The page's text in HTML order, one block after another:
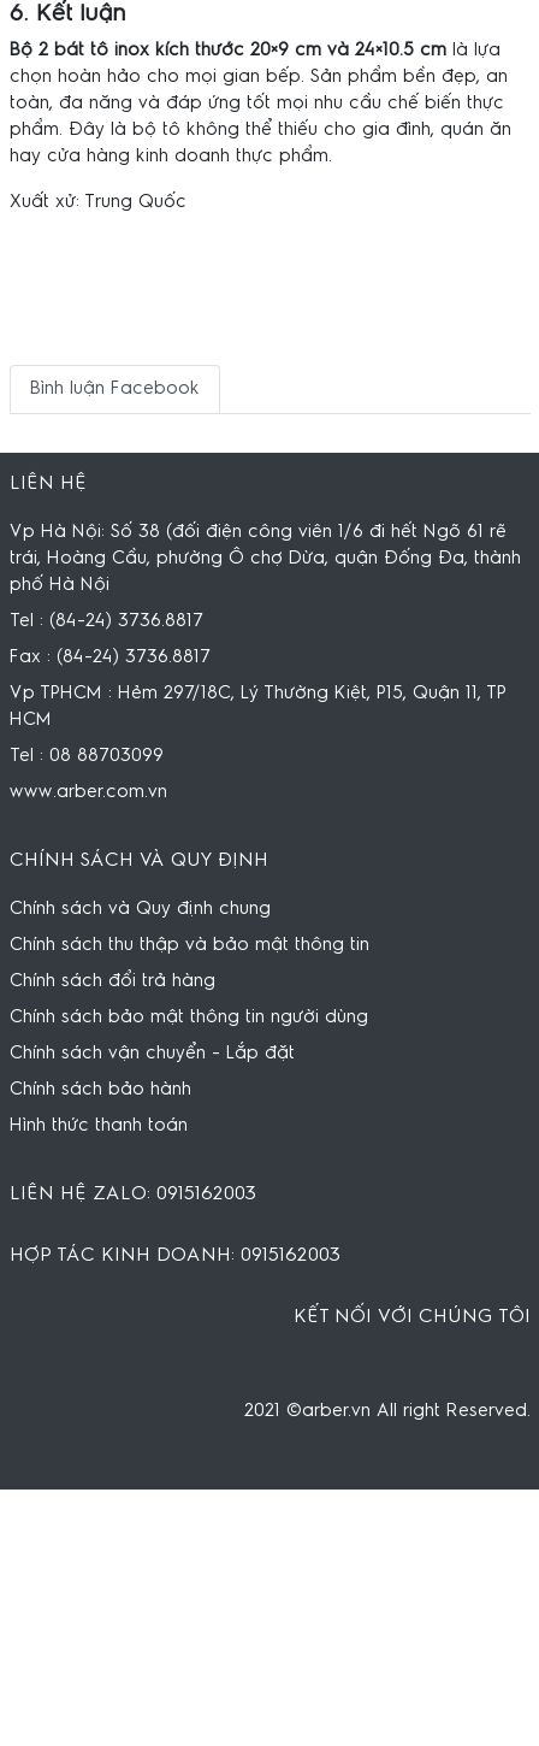
6. Kết luận
Bộ 2 bát tô inox kích thước 20×9 cm và 24×10.5 cmlà lựa
chọn hoàn hảo cho mọi gian bếp. Sản phẩm bền đẹp, an
toàn, đa năng và đáp ứng tốt mọi nhu cầu chế biến thực
phẩm. Đây là bộ tô không thể thiếu cho gia đình, quán ăn
hay cửa hàng kinh doanh thực phẩm.
Xuất xử: Trung Quốc
Bình luận Facebook
LIÊN HỆ
Vp Hà Nội: Số 38 (đối điện công viên 1/6 đi hết Ngõ 61 rẽ
trái, Hoàng Cầu, phường Ô chợ Dừa, quận Đống Đa, thành
phố Hà Nội
Tel : (84-24) 3736.8817
Fax : (84-24) 3736.8817
Vp TPHCM : Hẻm 297/18C, Lý Thường Kiệt, P15, Quận 11, TP
HCM
Tel : 08 88703099
www.arber.com.vn
CHÍNH SÁCH VÀ QUY ĐỊNH
Chính sách và Quy định chung
Chính sách thu thập và bảo mật thông tin
Chính sách đổi trả hàng
Chính sách bảo mật thông tin người dùng
Chính sách vận chuyển - Lắp đặt
Chính sách bảo hành
Hình thức thanh toán
LIÊN HỆ ZALO: 0915162003
HỢP TÁC KINH DOANH: 0915162003
KẾT NỐI VỚI CHÚNG TÔI
2021 ©arber.vn All right Reserved.